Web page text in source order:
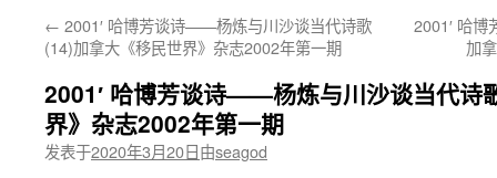
文← 2001′ 哈博芳谈诗——杨炼与川沙谈当代诗歌
(14)加拿大《移民世界》杂志2002年第一期
2001′ 哈
加
2001′ 哈博芳谈诗——杨炼与川沙谈当代诗
界》杂志2002年第一期
发表于2020年3月20日由seagod